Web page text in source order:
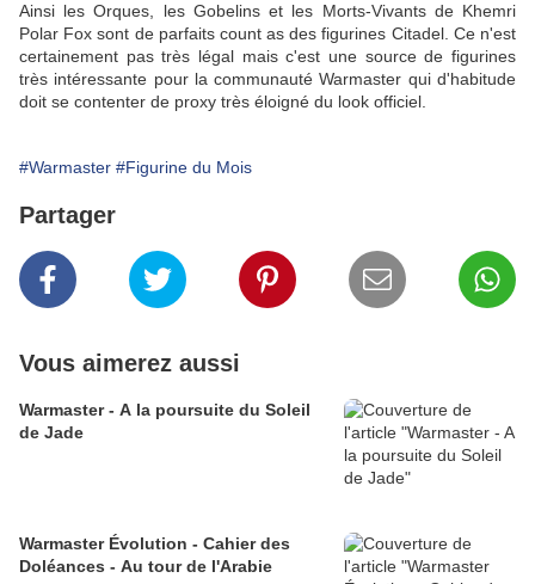
Ainsi les Orques, les Gobelins et les Morts-Vivants de Khemri
Polar Fox sont de parfaits count as des figurines Citadel. Ce n'est
certainement pas très légal mais c'est une source de figurines
très intéressante pour la communauté Warmaster qui d'habitude
doit se contenter de proxy très éloigné du look officiel.
#Warmaster #Figurine du Mois
Partager
Vous aimerez aussi
Warmaster - A la poursuite du Soleil
de Jade
Warmaster Évolution - Cahier des
Doléances - Au tour de l'Arabie